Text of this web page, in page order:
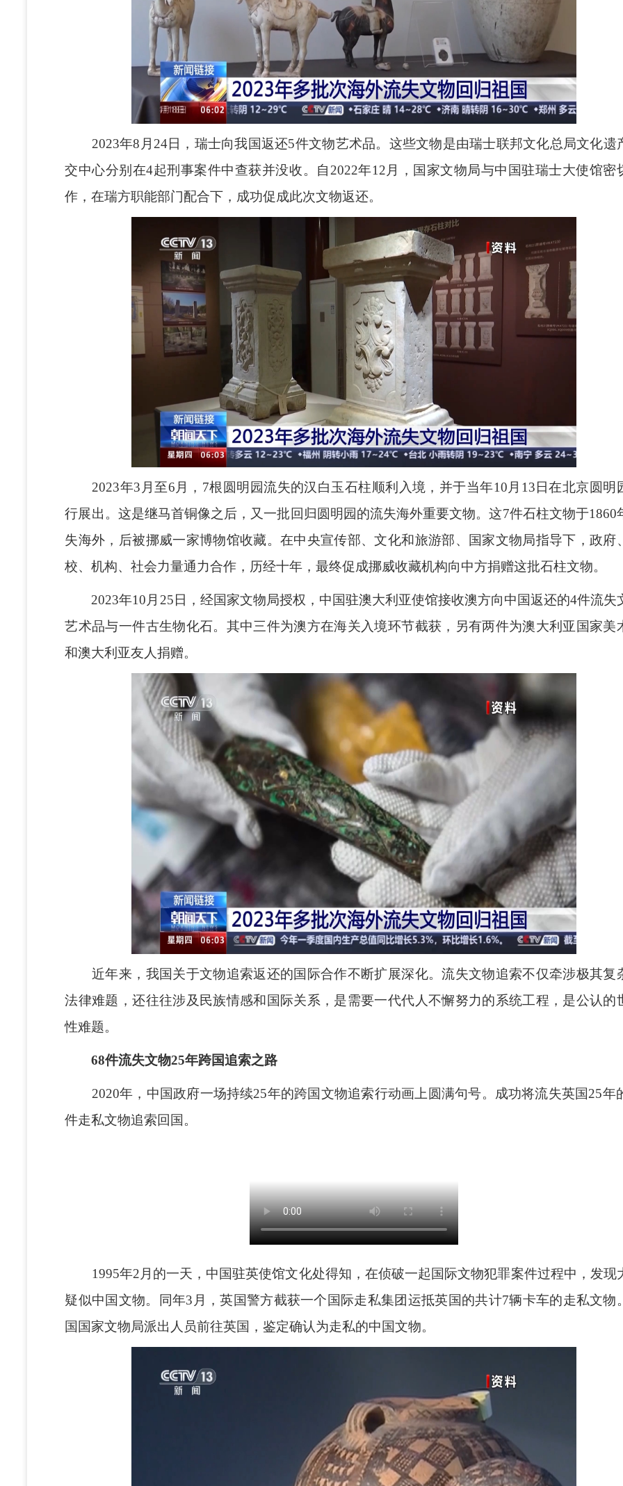
2023年8月24日，瑞士向我国返还5件文物艺术品。这些文物是由瑞士联邦文化总局文化遗
交中心分别在4起刑事案件中查获并没收。自2022年12月，国家文物局与中国驻瑞士大使馆密
作，在瑞方职能部门配合下，成功促成此次文物返还。
2023年3月至6月，7根圆明园流失的汉白玉石柱顺利入境，并于当年10月13日在北京圆明
行展出。这是继马首铜像之后，又一批回归圆明园的流失海外重要文物。这7件石柱文物于1860
失海外，后被挪威一家博物馆收藏。在中央宣传部、文化和旅游部、国家文物局指导下，政府
校、机构、社会力量通力合作，历经十年，最终促成挪威收藏机构向中方捐赠这批石柱文物。
2023年10月25日，经国家文物局授权，中国驻澳大利亚使馆接收澳方向中国返还的4件流失
艺术品与一件古生物化石。其中三件为澳方在海关入境环节截获，另有两件为澳大利亚国家美
和澳大利亚友人捐赠。
近年来，我国关于文物追索返还的国际合作不断扩展深化。流失文物追索不仅牵涉极其复
法律难题，还往往涉及民族情感和国际关系，是需要一代代人不懈努力的系统工程，是公认的
性难题。
68件流失文物25年跨国追索之路
2020年，中国政府一场持续25年的跨国文物追索行动画上圆满句号。成功将流失英国25年
件走私文物追索回国。
1995年2月的一天，中国驻英使馆文化处得知，在侦破一起国际文物犯罪案件过程中，发现
疑似中国文物。同年3月，英国警方截获一个国际走私集团运抵英国的共计7辆卡车的走私文物
国国家文物局派出人员前往英国，鉴定确认为走私的中国文物。